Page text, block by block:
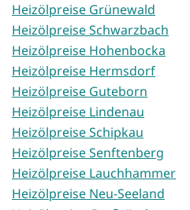
Heizölpreise Grünewald
Heizölpreise Schwarzbach
Heizölpreise Hohenbocka
Heizölpreise Hermsdorf
Heizölpreise Guteborn
Heizölpreise Lindenau
Heizölpreise Schipkau
Heizölpreise Senftenberg
Heizölpreise Lauchhammer
Heizölpreise Neu-Seeland